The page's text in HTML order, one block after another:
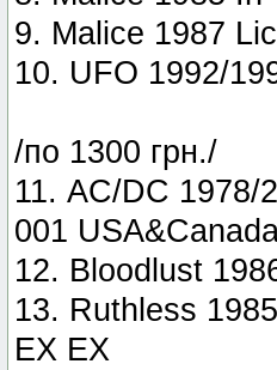
9. Malice 1987
10. UFO 1992/
/по 1300 грн./
11. AC/DC 1978/
001
12. Bloodlust
13. Ruthless
EX EX